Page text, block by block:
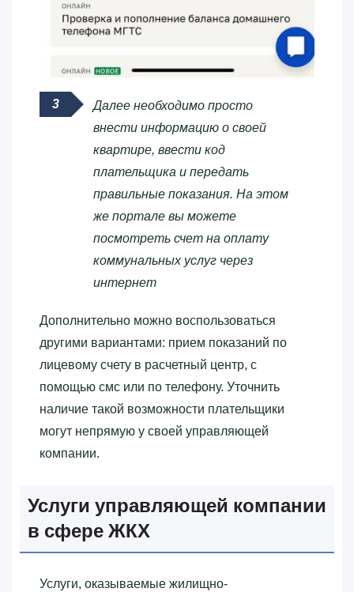
Далее необходимо просто
внести информацию о своей
квартире, ввести код
плательщика и передать
правильные показания. На этом
же портале вы можете
посмотреть счет на оплату
коммунальных услуг через
интернет
Дополнительно можно воспользоваться
другими вариантами: прием показаний по
лицевому счету в расчетный центр, с
помощью смс или по телефону. Уточнить
наличие такой возможности плательщики
могут непрямую у своей управляющей
компании.
Услуги управляющей компании
в сфере ЖКХ
Услуги, оказываемые жилищно-